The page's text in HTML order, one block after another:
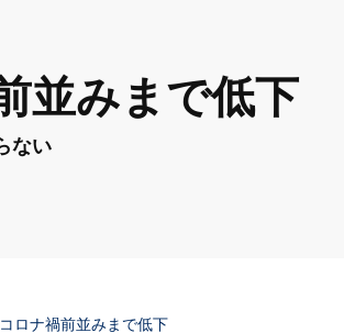
並みまで低下
ない
ロナ禍前並みまで低下